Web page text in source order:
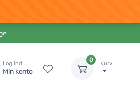
Log ind
Min konto
0
Kurv